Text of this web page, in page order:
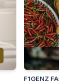
F1GENZ FARM - Nông